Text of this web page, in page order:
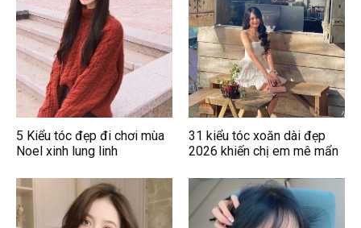
5 Kiểu tóc đẹp đi chơi mùa
Noel xinh lung linh
31 kiểu tóc xoăn dài đẹp
2026 khiến chị em mê mẩn